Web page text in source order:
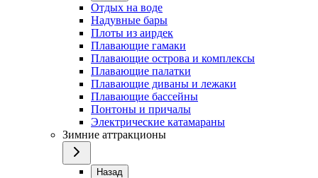
Отдых на воде
Надувные бары
Плоты из аирдек
Плавающие гамаки
Плавающие острова и комплексы
Плавающие палатки
Плавающие диваны и лежаки
Плавающие бассейны
Понтоны и причалы
Электрические катамараны
Зимние аттракционы
Назад